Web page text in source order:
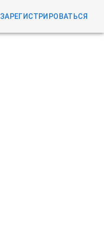
ЗАРЕГИСТРИРОВАТЬСЯ